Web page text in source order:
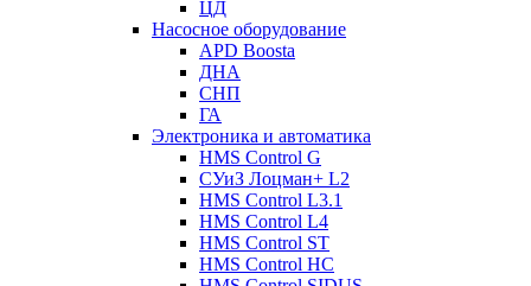
ЦД
Насосное оборудование
APD Boosta
ДНА
СНП
ГА
Электроника и автоматика
HMS Control G
СУиЗ Лоцман+ L2
HMS Control L3.1
HMS Control L4
HMS Control ST
HMS Control HC